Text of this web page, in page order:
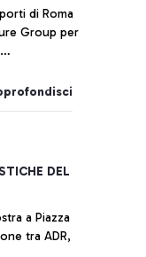
di Roma
Group per
DEL
a Piazza
tra ADR,